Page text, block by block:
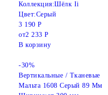
Коллекция:Шёлк Ii
Цвет:Серый
3 190 Р
от2 233 Р
В корзину
-30%
Вертикальные / Тканевые
Мальта 1608 Серый 89 Мм